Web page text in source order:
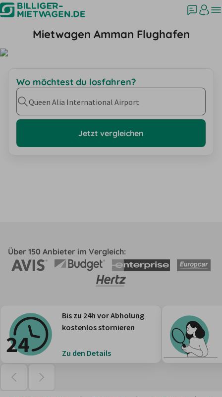
Mietwagen Amman Flughafen
Wo möchtest du losfahren?
Queen Alia International Airport
Jetzt vergleichen
Über 150 Anbieter im Vergleich:
Bis zu 24h vor Abholung
kostenlos stornieren
Zu den Details